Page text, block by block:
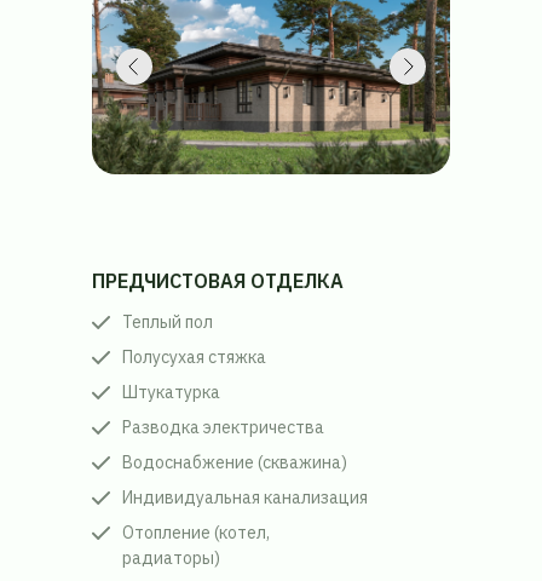
ПРЕДЧИСТОВАЯ ОТДЕЛКА
Теплый пол
Полусухая стяжка
Штукатурка
Разводка электричества
Водоснабжение (скважина)
Индивидуальная канализация
Отопление (котел,
радиаторы)